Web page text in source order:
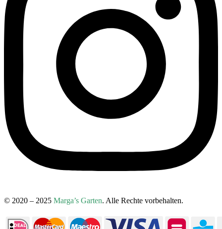
© 2020 – 2025 Marga’s Garten. Alle Rechte vorbehalten.